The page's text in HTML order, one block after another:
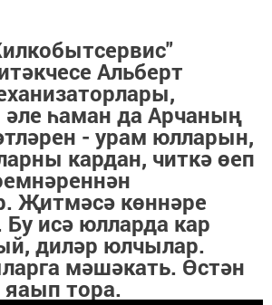
Альберт
һаман да Арчаның
- урам юлларын,
кардан, читкә өеп
Җитмәсә көннәре
исә юлларда кар
диләр юлчылар.
мәшәкать. Өстән
тора.